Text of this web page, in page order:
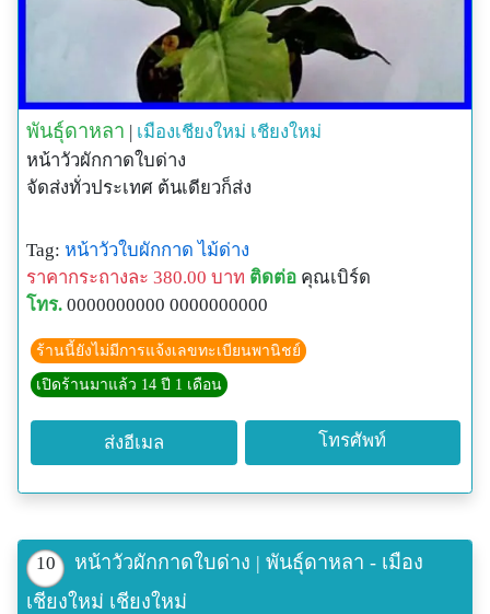
พันธุ์ดาหลา เมืองเชียงใหม่ เชียงใหม่
หน้าวัวผักกาดใบด่าง
จัดส่งทั่วประเทศ ต้นเดียวก็ส่ง
Tag: หน้าวัวใบผักกาด ไม้ด่าง
ราคากระถางละ 380.00 บาท ติดต่อ คุณเบิร์ด
โทร. 0000000000 0000000000
ร้านนี้ยังไม่มีการแจ้งเลขทะเบียนพานิชย์
เปิดร้านมาแล้ว 14 ปี 1 เดือน
ส่งอีเมล โทรศัพท์
10
หน้าวัวผักกาดใบด่าง | พันธุ์ดาหลา - เมือง
เชียงใหม่ เชียงใหม่